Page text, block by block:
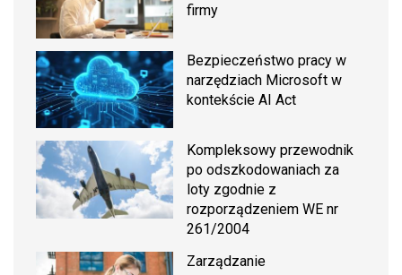
firmy
Bezpieczeństwo pracy w
narzędziach Microsoft w
kontekście AI Act
Kompleksowy przewodnik
po odszkodowaniach za
loty zgodnie z
rozporządzeniem WE nr
261/2004
Zarządzanie